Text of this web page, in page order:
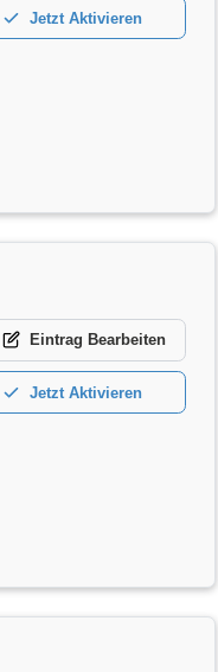
Jetzt Aktivieren
Eintrag Bearbeiten
Jetzt Aktivieren